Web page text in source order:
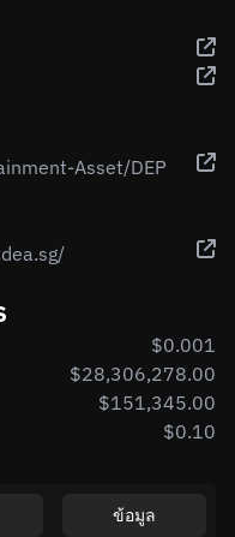
Asset/DEP
$0.001
$28,306,278.00
$151,345.00
$0.10
ข้อมูล